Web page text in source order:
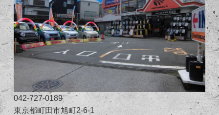
042-727-0189
東京都町田市旭町2-6-1